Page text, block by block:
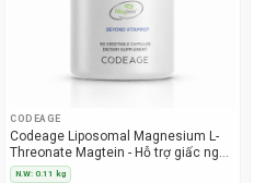
CODEAGE
Codeage Liposomal Magnesium L-
Threonate Magtein - Hỗ trợ giấc ngủ
ngon
N.W: 0.11 kg